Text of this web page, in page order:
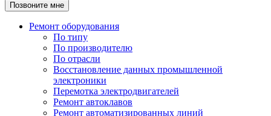
Позвоните мне
Ремонт оборудования
По типу
По производителю
По отрасли
Восстановление данных промышленной
электроники
Перемотка электродвигателей
Ремонт автоклавов
Ремонт автоматизированных линий